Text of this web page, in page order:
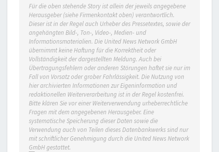
Für die oben stehende Story ist allein der jeweils angegebene
Herausgeber (siehe Firmenkontakt oben) verantwortlich.
Dieser ist in der Regel auch Urheber des Pressetextes, sowie der
angehängten Bild-, Ton-, Video-, Medien- und
Informationsmaterialien. Die United News Network GmbH
übernimmt keine Haftung für die Korrektheit oder
Vollständigkeit der dargestellten Meldung. Auch bei
Übertragungsfehlern oder anderen Störungen haftet sie nur im
Fall von Vorsatz oder grober Fahrlässigkeit. Die Nutzung von
hier archivierten Informationen zur Eigeninformation und
redaktionellen Weiterverarbeitung ist in der Regel kostenfrei.
Bitte klären Sie vor einer Weiterverwendung urheberrechtliche
Fragen mit dem angegebenen Herausgeber. Eine
systematische Speicherung dieser Daten sowie die
Verwendung auch von Teilen dieses Datenbankwerks sind nur
mit schriftlicher Genehmigung durch die United News Network
GmbH gestattet.